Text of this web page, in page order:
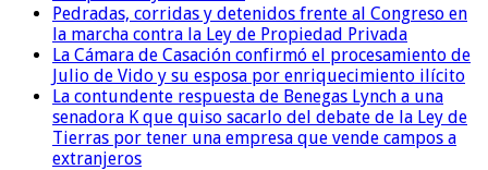
Pedradas, corridas y detenidos frente al Congreso en
la marcha contra la Ley de Propiedad Privada
La Cámara de Casación confirmó el procesamiento de
Julio de Vido y su esposa por enriquecimiento ilícito
La contundente respuesta de Benegas Lynch a una
senadora K que quiso sacarlo del debate de la Ley de
Tierras por tener una empresa que vende campos a
extranjeros